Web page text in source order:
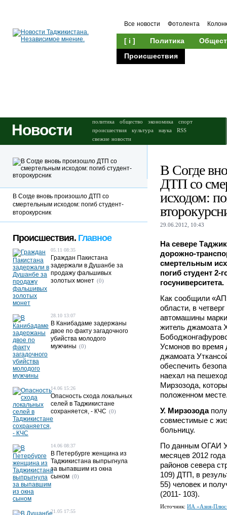
Все новости Фотолента
[ i ] Политика
Происшествия
Новости политика общество экономика
спорт
происшествия
культура наука
RSS
свежие новости
В Согде
ДТП со
исходом:
29.06.2012, 10:43
На севере
дорожно-
смертельным
погиб студент 2-
госуниверситета.
Как сообщили
области, в
автомашины
житель джамоата
Усмонов во время
джамоата
обеспечить
наехал на
Мирзозода,
положенном
У. Мирзозода
совместимые с
больницу.
По данным ОГАИ
месяцев 2012
районов севера
109) ДТП, в
55) человек и
(2011- 103).
Источник: ИА «Азия-
В Согде вновь произошло ДТП со
смертельным исходом: погиб студент-
второкурсник
Происшествия. Главное
05.11 08:35
Граждан Пакистана
задержали в Душанбе за
продажу фальшивых
золотых монет (0)
28.10 13:07
В Канибадаме задержаны
двое по факту загадочного
убийства молодого
мужчины (0)
14.06 15:26
Опасность схода локальных
селей в Таджикистане
сохраняется, - КЧС (0)
14.06 08:37
В Петербурге женщина из
Таджикистана выпрыгнула
за выпавшим из окна
сыном (0)
21.05 17:55